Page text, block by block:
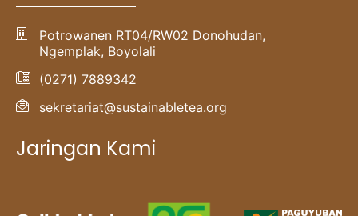
Potrowanen RT04/RW02 Donohudan,
Ngemplak, Boyolali
(0271) 7889342
sekretariat@sustainabletea.org
Jaringan Kami